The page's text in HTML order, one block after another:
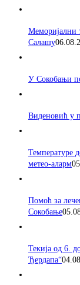
Меморијални
Салашу
У Сокобањи
Виденовић у
Температуре
метео-аларм
Помоћ за
Сокобање
Текија од 6.
Ђердапа“